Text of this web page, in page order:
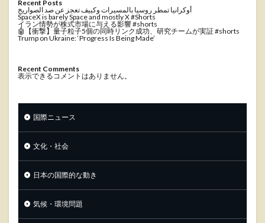
Recent Posts
أوكرانيا تمطر روسيا بالمسيرات وكييف تعجز عن صد الصواريخ
SpaceX is barely Space and mostly X #Shorts
イラン情勢が株式市場に与える影響 #shorts
🤖【衝撃】量子粒子5個の同時リンク成功、研究チームが実証 #shorts
Trump on Ukraine: ‘Progress Is Being Made’
Recent Comments
表示できるコメントはありません。
国際ニュース
文化・社会
日本の国際的な動き
気候・環境問題